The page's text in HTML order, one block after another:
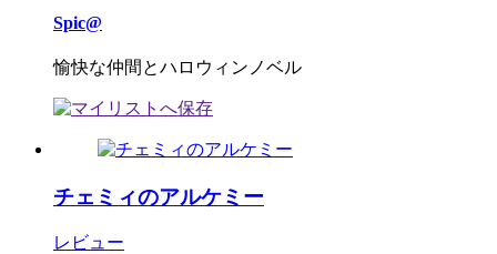
Spic@
愉快な仲間とハロウィンノベル
チェミィのアルケミー
レビュー